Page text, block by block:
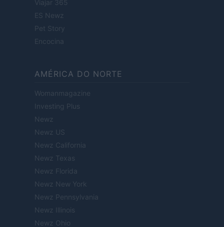
Viajar 365
ES Newz
Pet Story
Encocina
AMÉRICA DO NORTE
Womanmagazine
Investing Plus
Newz
Newz US
Newz California
Newz Texas
Newz Florida
Newz New York
Newz Pennsylvania
Newz Illinois
Newz Ohio